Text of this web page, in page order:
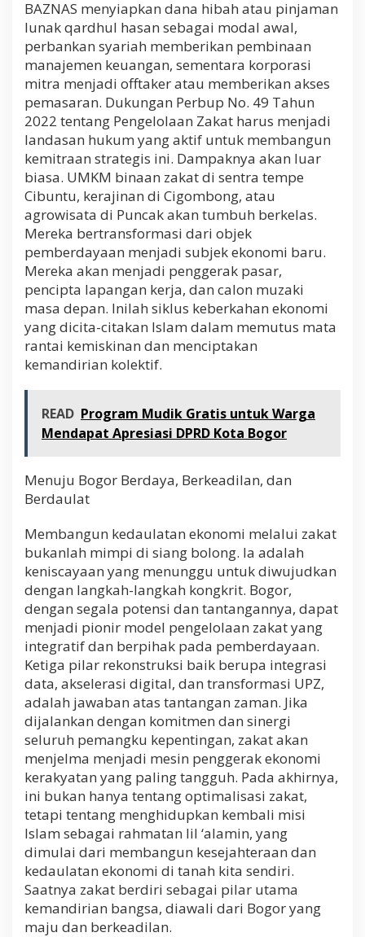
BAZNAS menyiapkan dana hibah atau pinjaman
lunak qardhul hasan sebagai modal awal,
perbankan syariah memberikan pembinaan
manajemen keuangan, sementara korporasi
mitra menjadi offtaker atau memberikan akses
pemasaran. Dukungan Perbup No. 49 Tahun
2022 tentang Pengelolaan Zakat harus menjadi
landasan hukum yang aktif untuk membangun
kemitraan strategis ini. Dampaknya akan luar
biasa. UMKM binaan zakat di sentra tempe
Cibuntu, kerajinan di Cigombong, atau
agrowisata di Puncak akan tumbuh berkelas.
Mereka bertransformasi dari objek
pemberdayaan menjadi subjek ekonomi baru.
Mereka akan menjadi penggerak pasar,
pencipta lapangan kerja, dan calon muzaki
masa depan. Inilah siklus keberkahan ekonomi
yang dicita-citakan Islam dalam memutus mata
rantai kemiskinan dan menciptakan
kemandirian kolektif.
READ Program Mudik Gratis untuk Warga
Mendapat Apresiasi DPRD Kota Bogor
Menuju Bogor Berdaya, Berkeadilan, dan
Berdaulat
Membangun kedaulatan ekonomi melalui zakat
bukanlah mimpi di siang bolong. Ia adalah
keniscayaan yang menunggu untuk diwujudkan
dengan langkah-langkah kongkrit. Bogor,
dengan segala potensi dan tantangannya, dapat
menjadi pionir model pengelolaan zakat yang
integratif dan berpihak pada pemberdayaan.
Ketiga pilar rekonstruksi baik berupa integrasi
data, akselerasi digital, dan transformasi UPZ,
adalah jawaban atas tantangan zaman. Jika
dijalankan dengan komitmen dan sinergi
seluruh pemangku kepentingan, zakat akan
menjelma menjadi mesin penggerak ekonomi
kerakyatan yang paling tangguh. Pada akhirnya,
ini bukan hanya tentang optimalisasi zakat,
tetapi tentang menghidupkan kembali misi
Islam sebagai rahmatan lil ‘alamin, yang
dimulai dari membangun kesejahteraan dan
kedaulatan ekonomi di tanah kita sendiri.
Saatnya zakat berdiri sebagai pilar utama
kemandirian bangsa, diawali dari Bogor yang
maju dan berkeadilan.